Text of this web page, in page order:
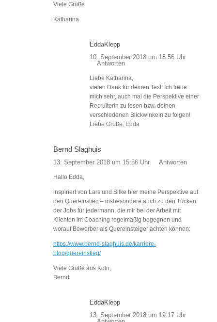
Viele Grüße
Katharina
EddaKlepp
10. September 2018 um 18:56 Uhr
Antworten
Liebe Katharina,
vielen Dank für deinen Text! Ich freue
mich sehr, auch mal die Perspektive einer
Recruiterin zu lesen bzw. deinen
verschiedenen Blickwinkeln zu folgen!
Liebe Grüße, Edda
Bernd Slaghuis
13. September 2018 um 15:56 Uhr Antworten
Hallo Edda,
inspiriert von Lars und Silke hier meine Perspektive auf
den Quereinstieg – insbesondere auch zu den Tücken
der Jobs für jedermann, die mir bei der Arbeit mit
Klienten im Coaching regelmäßig begegnen und
worauf Bewerber als Quereinsteiger achten können:
https://www.bernd-slaghuis.de/karriere-
blog/quereinstieg/
Viele Grüße aus Köln,
Bernd
EddaKlepp
13. September 2018 um 19:17 Uhr